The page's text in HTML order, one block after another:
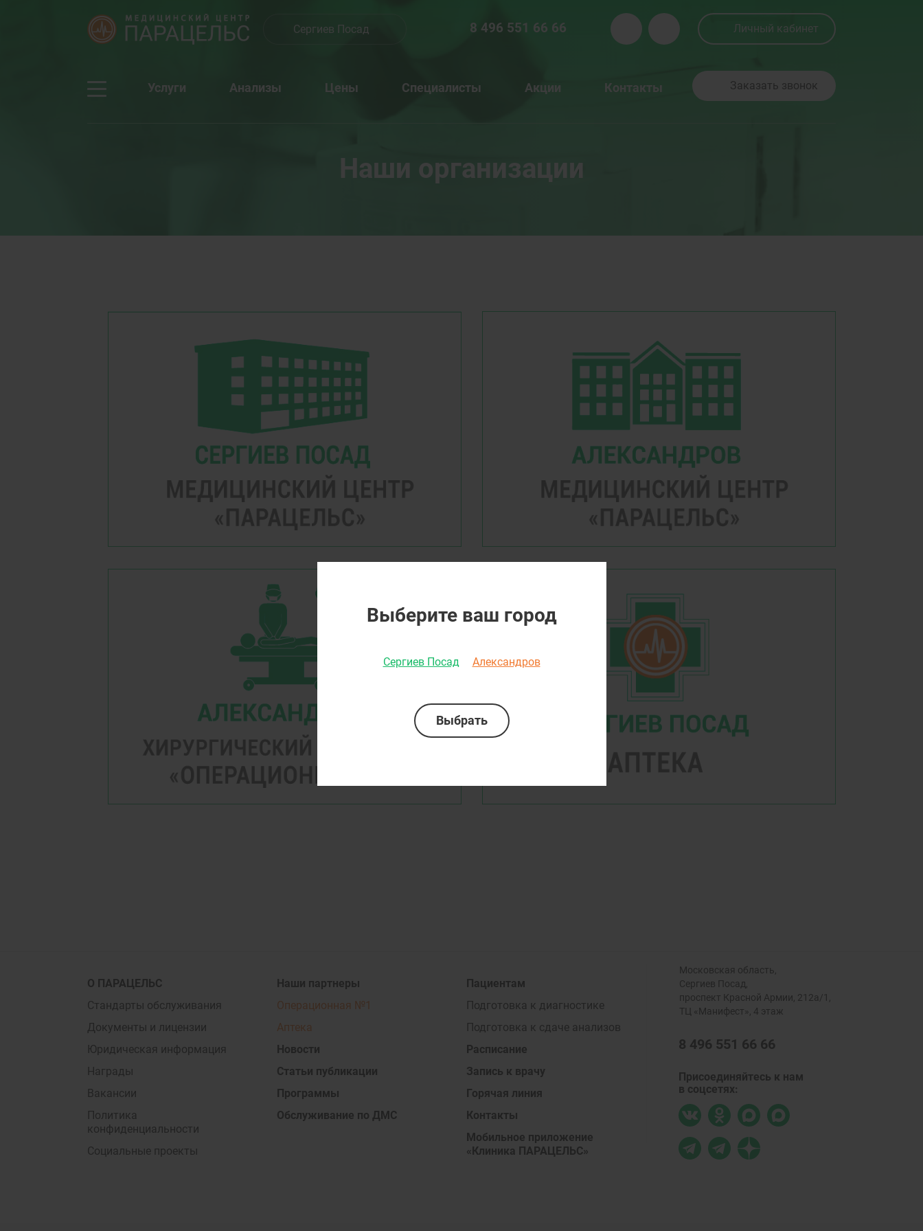
Выберите ваш город
Сергиев Посад Александров
Сергиев Посад 8 496 551 66 66 Личный кабинет
Услуги Анализы Цены Специалисты Акции Контакты Заказать звонок
Наши организации
О ПАРАЦЕЛЬС
Стандарты обслуживания
Документы и лицензии
Юридическая информация
Награды
Вакансии
Политика
конфиденциальности
Социальные проекты
Наши партнеры
Операционная №1
Аптека
Новости
Статьи публикации
Программы
Обслуживание по ДМС
Пациентам
Подготовка к диагностике
Подготовка к сдаче анализов
Расписание
Запись к врачу
Горячая линия
Контакты
Мобильное приложение
«Клиника ПАРАЦЕЛЬС»
Московская область,
Сергиев Посад,
проспект Красной Армии, 212а/1,
ТЦ «Манифест», 4 этаж
8 496 551 66 66
Присоединяйтесь к нам
в соцсетях: